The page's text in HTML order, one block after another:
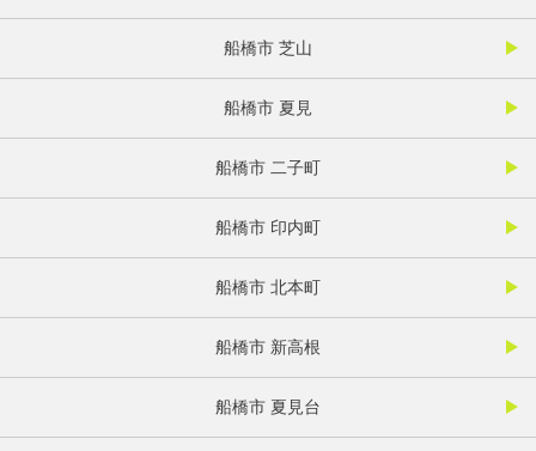
船橋市 芝山
船橋市 夏見
船橋市 二子町
船橋市 印内町
船橋市 北本町
船橋市 新高根
船橋市 夏見台